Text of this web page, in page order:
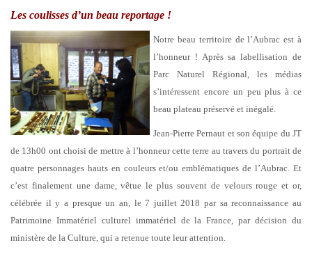
Les coulisses d’un beau reportage !
Notre beau territoire de l’Aubrac est à
l’honneur ! Après sa labellisation de
Parc Naturel Régional, les médias
s’intéressent encore un peu plus à ce
beau plateau préservé et inégalé.
Jean-Pierre Pernaut et son équipe du JT
de 13h00 ont choisi de mettre à l’honneur cette terre au travers du portrait de
quatre personnages hauts en couleurs et/ou emblématiques de l’Aubrac. Et
c’est finalement une dame, vêtue le plus souvent de velours rouge et or,
célébrée il y a presque un an, le 7 juillet 2018 par sa reconnaissance au
Patrimoine Immatériel culturel immatériel de la France, par décision du
ministère de la Culture, qui a retenue toute leur attention.